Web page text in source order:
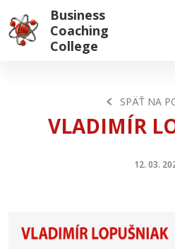
Business
Coaching
College
SPÄŤ NA
VLADIMÍR
12. 03.